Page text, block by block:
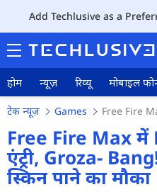
Add Techlusive as a
होम न्यूज़ रिव्यू मोबाइल
होम
टेक न्यूज़ Games Free Fire
Free Fire Max में
एंट्री, Groza-
स्किन पाने का मौका